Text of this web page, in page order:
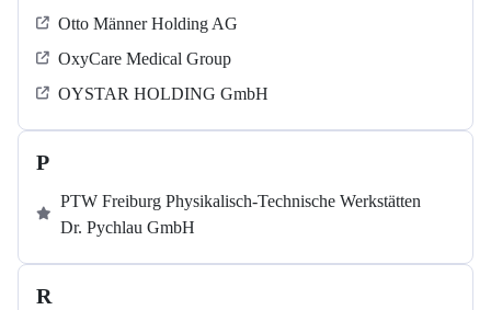
Otto Männer Holding AG
OxyCare Medical Group
OYSTAR HOLDING GmbH
P
PTW Freiburg Physikalisch-Technische Werkstätten
Dr. Pychlau GmbH
R